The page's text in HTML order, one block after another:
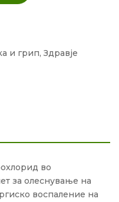
и грип, Здравје
во
за олеснување на
воспаление на